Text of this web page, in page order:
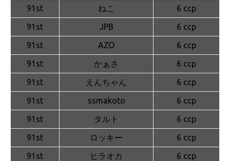
91st
ねこ
6 ccp
91st
JPB
6 ccp
91st
AZO
6 ccp
91st
かぁさ
6 ccp
91st
えんちゃん
6 ccp
91st
ssmakoto
6 ccp
91st
タルト
6 ccp
91st
ロッキー
6 ccp
91st
ヒラオカ
6 ccp